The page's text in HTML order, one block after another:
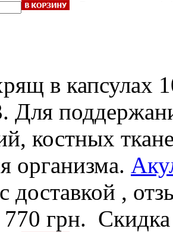
в капсулах
Для
костных
организма.
с доставкой ,
770 грн.